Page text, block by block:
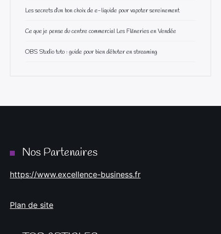
Les secrets d’un bon choix de e-liquide pour vapoter sereinement
Ce que je pense du centre commercial Les Flâneries en Vendée
OBS Studio tuto : guide pour bien débuter en streaming
Nos Partenaires
https://www.excellence-business.fr
Plan de site